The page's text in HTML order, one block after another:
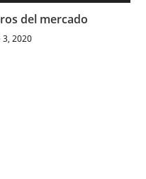
del mercado
2020